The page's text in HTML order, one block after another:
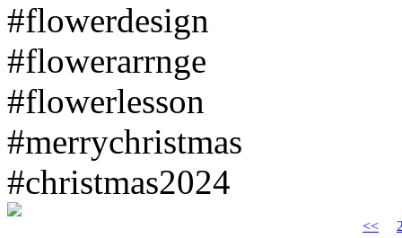
#flowerdesign
#flowerarrnge
#flowerlesson
#merrychristmas
#christmas2024
<<